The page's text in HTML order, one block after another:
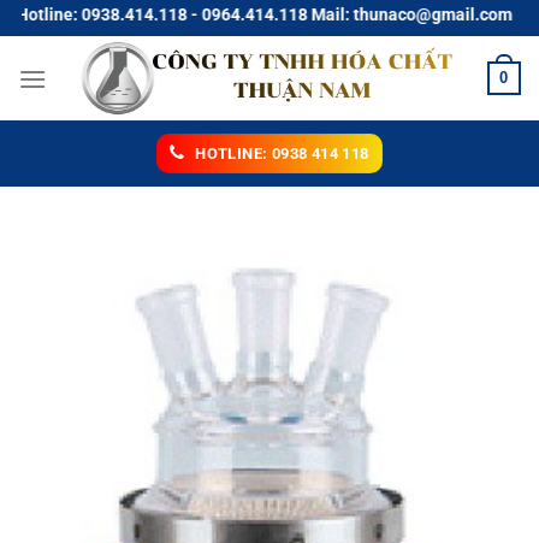
Chuyển
đến
nội
0938.414.118 - 0964.414.118 Mail: thunaco@gmail.com
0
HOTLINE: 0938 414 118